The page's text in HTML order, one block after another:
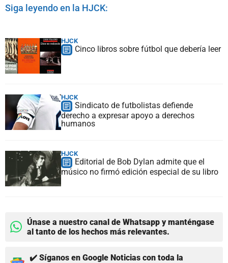
Siga leyendo en la HJCK:
HJCK
Cinco libros sobre fútbol que debería leer
HJCK
Sindicato de futbolistas defiende
derecho a expresar apoyo a derechos
humanos
HJCK
Editorial de Bob Dylan admite que el
músico no firmó edición especial de su libro
Únase a nuestro canal de Whatsapp y manténgase
al tanto de los hechos más relevantes.
✔️ Síganos en Google Noticias con toda la